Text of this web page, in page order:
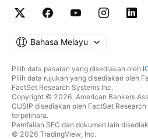
Bahasa Melayu
Pilih data pasaran yang disediakan oleh
Pilih data rujukan yang disediakan oleh
FactSet Research Systems Inc.
Copyright © 2026, American Bankers
CUSIP disediakan oleh FactSet
terpelihara.
Pemfailan SEC dan dokumen lain
© 2026 TradingView, Inc.